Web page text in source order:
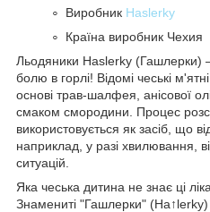
Виробник Haslerky
Країна виробник Чехия
Льодяники Haslerky (Гашлерки)
болю в горлі! Відомі чеські
основі трав-шалфея, анісової
смаком смородини. Процес
використовується як засіб, що
наприклад, у разі хвилювання,
ситуацій.
Яка чеська дитина не знає ці
Знамениті "Гашлерки"